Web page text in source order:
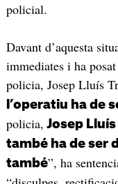
policial.
Davant d’aquesta
immediates i ha
policia, Josep Lluís
l’operatiu ha de
policia, Josep
també ha de ser
també”, ha